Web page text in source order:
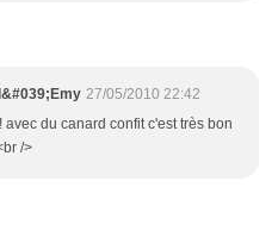
27/05/2010 22:42
avec du canard confit c'est très bon
/>